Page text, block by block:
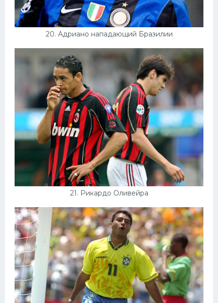
20. Адриано нападающий Бразилии
21. Рикардо Оливейра